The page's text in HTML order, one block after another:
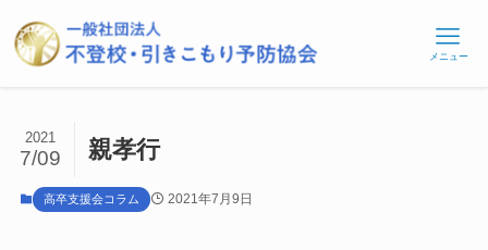
メニュー
親孝行
2021
7/09
高卒支援会コラム 2021年7月9日